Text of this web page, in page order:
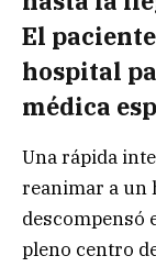
El
hospital
médica
Una rápida
reanimar a un
descompensó
pleno centro